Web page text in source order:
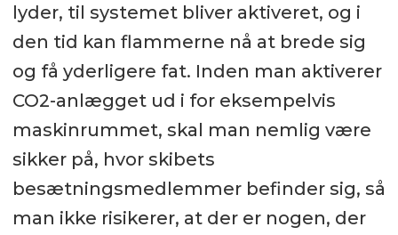
lyder, til systemet bliver aktiveret, og i
den tid kan flammerne nå at brede sig
og få yderligere fat. Inden man aktiverer
CO2-anlægget ud i for eksempelvis
maskinrummet, skal man nemlig være
sikker på, hvor skibets
besætningsmedlemmer befinder sig, så
man ikke risikerer, at der er nogen, der